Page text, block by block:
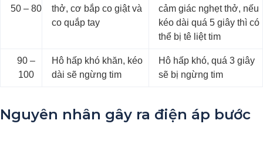
50 – 80
thở, cơ bắp co giật và
co quắp tay
cảm giác nghẹt thở, nếu
kéo dài quá 5 giây thì có
thể bị tê liệt tim
90 –
100
Hô hấp khó khăn, kéo
dài sẽ ngừng tim
Hô hấp khó, quá 3 giây
sẽ bị ngừng tim
Nguyên nhân gây ra điện áp bước